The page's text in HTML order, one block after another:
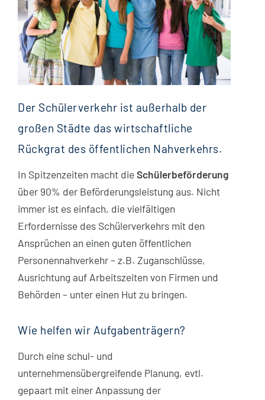
Schienenverkehrskonzepte
Schülerverkehr
Stadtbussysteme
Tarifsysteme im ÖPNV
Verkehrsplanung und Linienbündelung
Der Schülerverkehr ist außerhalb der
großen Städte das wirtschaftliche
Rückgrat des öffentlichen Nahverkehrs.
In Spitzenzeiten macht dieSchülerbeförderung
über 90% der Beförderungsleistung aus. Nicht
immer ist es einfach, die vielfältigen
Erfordernisse des Schülerverkehrs mit den
Ansprüchen an einen guten öffentlichen
Personennahverkehr – z.B. Zuganschlüsse,
Ausrichtung auf Arbeitszeiten von Firmen und
Behörden – unter einen Hut zu bringen.
Wie helfen wir Aufgabenträgern?
Durch eine schul- und
unternehmensübergreifende Planung, evtl.
gepaart mit einer Anpassung der